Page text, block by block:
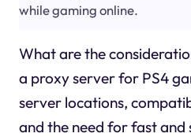
while gaming online.
What are the
a proxy server for PS4
server locations,
and the need for fast and